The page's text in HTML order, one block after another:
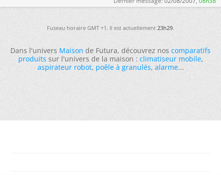
Fuseau horaire GMT +1. Il est actuellement23h29.
Dans l'universMaisonde Futura, découvrez noscomparatifs
produitssur l'univers de la maison :climatiseur mobile,
aspirateur robot,poêle à granulés,alarme...